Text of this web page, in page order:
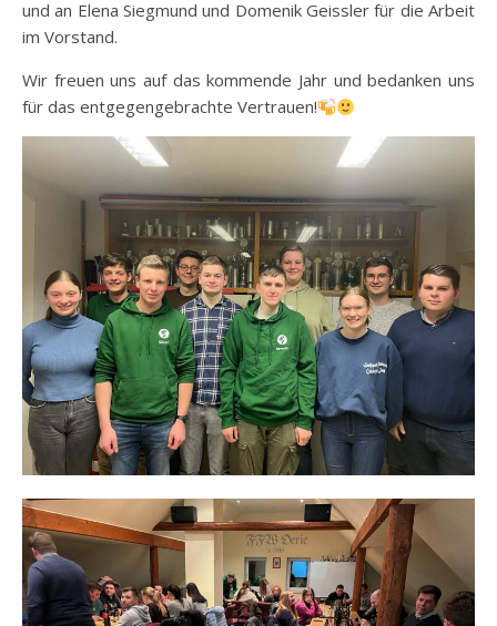
und an Elena Siegmund und Domenik Geissler für die Arbeit
im Vorstand.
Wir freuen uns auf das kommende Jahr und bedanken uns
für das entgegengebrachte Vertrauen!